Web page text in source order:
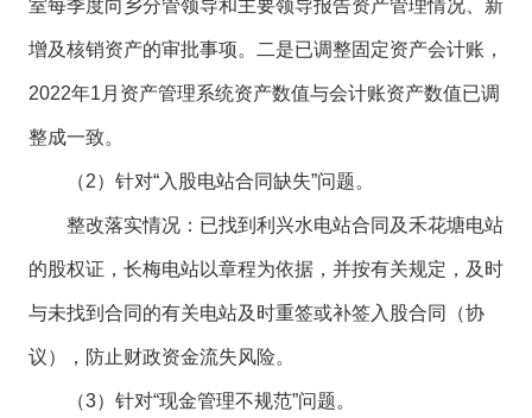
室每季度向乡分管领导和主要领导报告资产管理情况、新
增及核销资产的审批事项。二是已调整固定资产会计账，
2022年1月资产管理系统资产数值与会计账资产数值已调
整成一致。
（2）针对“入股电站合同缺失”问题。
整改落实情况：已找到利兴水电站合同及禾花塘电站
的股权证，长梅电站以章程为依据，并按有关规定，及时
与未找到合同的有关电站及时重签或补签入股合同（协
议），防止财政资金流失风险。
（3）针对“现金管理不规范”问题。